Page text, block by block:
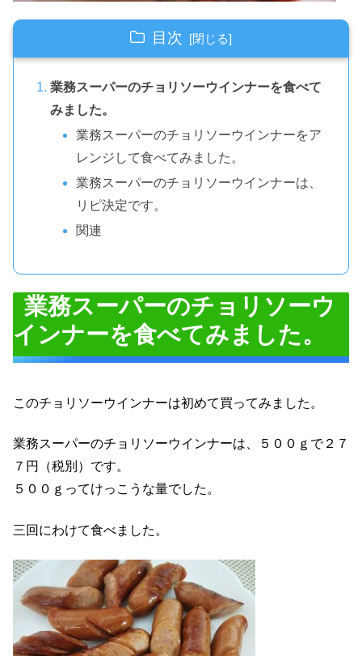
目次
業務スーパーのチョリソーウインナーを食べて
みました。
業務スーパーのチョリソーウインナーをア
レンジして食べてみました。
業務スーパーのチョリソーウインナーは、
リピ決定です。
関連
業務スーパーのチョリソーウ
インナーを食べてみました。
このチョリソーウインナーは初めて買ってみました。
業務スーパーのチョリソーウインナーは、５００ｇで２７
７円（税別）です。
５００ｇってけっこうな量でした。
三回にわけて食べました。